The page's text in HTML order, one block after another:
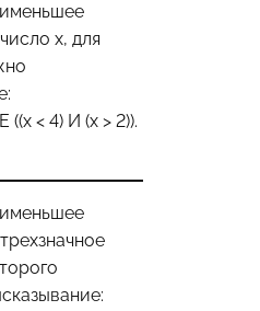
х, для
< 4) И (x > 2)).